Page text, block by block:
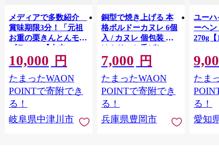
メディアで多数紹介
賞味期限3分！「元祖
お重の栗きんとんモン
ブラン」 【未来のご
褒美】スイーツ 栗 モ
ンブラン くりきんと
ん デザート ご褒美 お
取り寄せ くり お菓子
10,000 円
たまったWAON
POINTで寄附でき
る！
岐阜県中津川市
銅型で焼き上げる 本
格ボルドーカヌレ 6個
入 / カヌレ 個包装 外
はカリッと香ばしい
中はもっちり ラム酒
バニラ お取り寄せ ス
イーツ 焼き菓子 詰め
合わせ ホワイトデー
お返し 冷凍 手作り 化
粧箱入り ギフト TAS
BAKE
7,000 円
たまったWAON
POINTで寄附でき
る！
兵庫県豊岡市
ユーハ
ーヘ
270g【
たま
る！
愛知